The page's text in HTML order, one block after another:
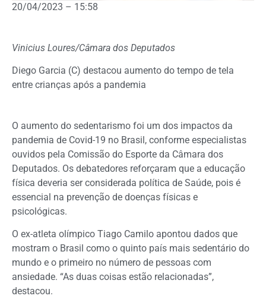
20/04/2023 – 15:58
Vinicius Loures/Câmara dos Deputados
Diego Garcia (C) destacou aumento do tempo de tela
entre crianças após a pandemia
O aumento do sedentarismo foi um dos impactos da
pandemia de Covid-19 no Brasil, conforme especialistas
ouvidos pela Comissão do Esporte da Câmara dos
Deputados. Os debatedores reforçaram que a educação
física deveria ser considerada política de Saúde, pois é
essencial na prevenção de doenças físicas e
psicológicas.
O ex-atleta olímpico Tiago Camilo apontou dados que
mostram o Brasil como o quinto país mais sedentário do
mundo e o primeiro no número de pessoas com
ansiedade. “As duas coisas estão relacionadas”,
destacou.